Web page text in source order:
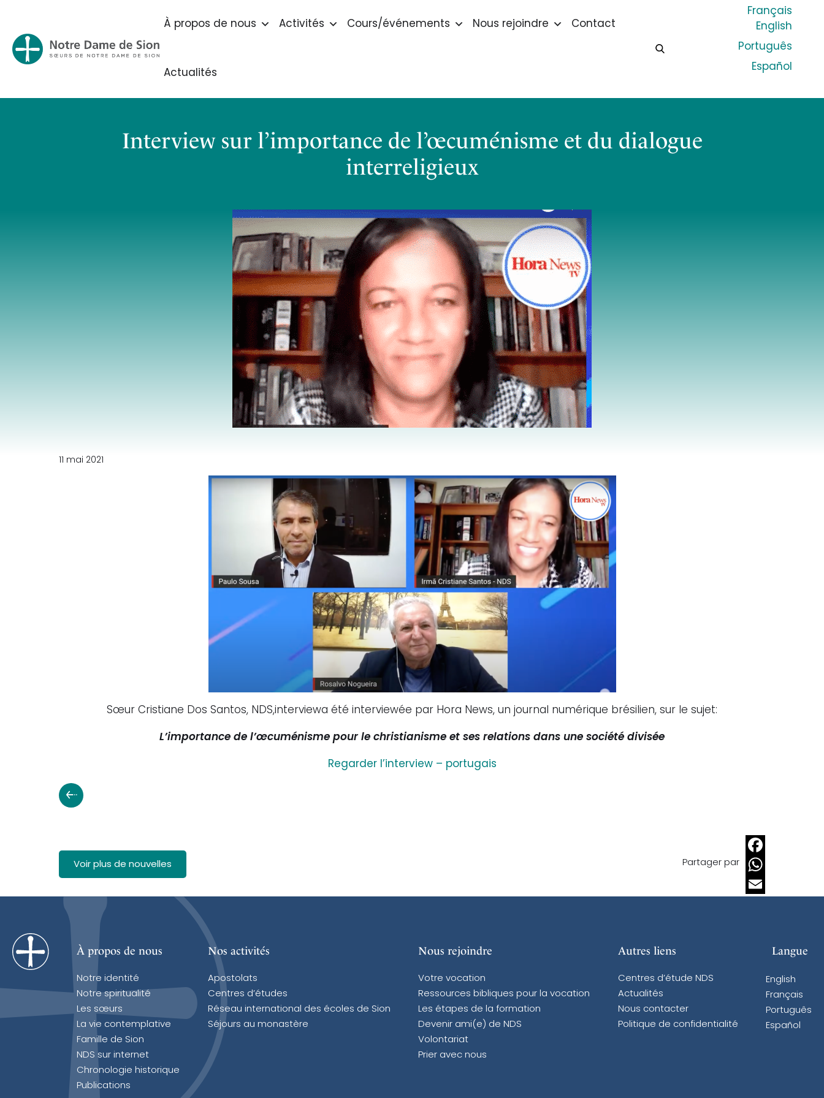
À propos de nous Activités Cours/événements Nous rejoindre Contact
Actualités
Français
English
Português
Español
Interview sur l’importance de l’œcuménisme et du dialogue
interreligieux
11 mai 2021
Sœur Cristiane Dos Santos, NDS,interviewa été interviewée par Hora News, un journal numérique brésilien, sur le sujet:
L’importance de l’œcuménisme pour le christianisme et ses relations dans une société divisée
Regarder l’interview – portugais
Voir plus de nouvelles Partager par
Facebook
WhatsApp
À propos de nous
Notre identité
Notre spiritualité
Les sœurs
La vie contemplative
Famille de Sion
NDS sur internet
Chronologie historique
Publications
Nos activités
Apostolats
Centres d’études
Réseau international des écoles de Sion
Séjours au monastère
Nous rejoindre
Votre vocation
Ressources bibliques pour la vocation
Les étapes de la formation
Devenir ami(e) de NDS
Volontariat
Prier avec nous
Autres liens
Centres d’étude NDS
Actualités
Nous contacter
Politique de confidentialité
Langue
English
Français
Português
Español